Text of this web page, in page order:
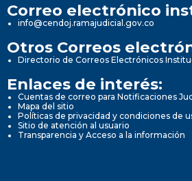
Correo electrónico
info@cendoj.ramajudicial.gov.co
Otros Correos
Directorio de Correos Electrónicos
Enlaces de interés:
Cuentas de correo para Notificaciones
Mapa del sitio
Políticas de privacidad y condiciones de
Sitio de atención al usuario
Transparencia y Acceso a la información